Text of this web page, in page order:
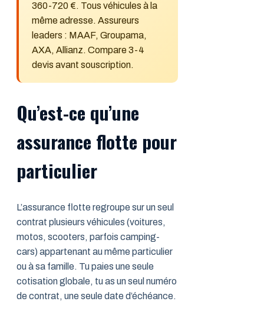
360-720 €. Tous véhicules à la
même adresse. Assureurs
leaders : MAAF, Groupama,
AXA, Allianz. Compare 3-4
devis avant souscription.
Qu’est-ce qu’une
assurance flotte pour
particulier
L’assurance flotte regroupe sur un seul
contrat plusieurs véhicules (voitures,
motos, scooters, parfois camping-
cars) appartenant au même particulier
ou à sa famille. Tu paies une seule
cotisation globale, tu as un seul numéro
de contrat, une seule date d’échéance.